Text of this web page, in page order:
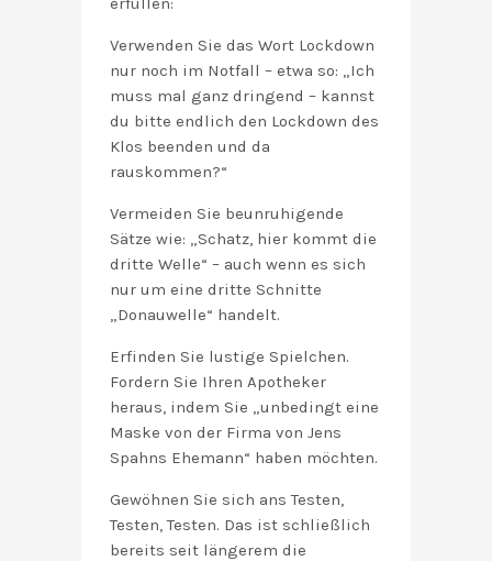
Verwenden Sie das Wort Lockdown
nur noch im Notfall – etwa so: „Ich
muss mal ganz dringend – kannst
du bitte endlich den Lockdown des
Klos beenden und da
rauskommen?“
Vermeiden Sie beunruhigende
Sätze wie: „Schatz, hier kommt die
dritte Welle“ – auch wenn es sich
nur um eine dritte Schnitte
„Donauwelle“ handelt.
Erfinden Sie lustige Spielchen.
Fordern Sie Ihren Apotheker
heraus, indem Sie „unbedingt eine
Maske von der Firma von Jens
Spahns Ehemann“ haben möchten.
Gewöhnen Sie sich ans Testen,
Testen, Testen. Das ist schließlich
bereits seit längerem die